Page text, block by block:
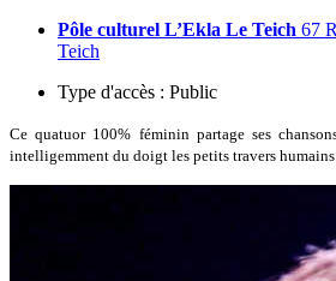
Pôle culturel L’Ekla Le Teich 67
Teich
Type d'accès : Public
Ce quatuor 100% féminin partage ses
intelligemment du doigt les petits travers humains.